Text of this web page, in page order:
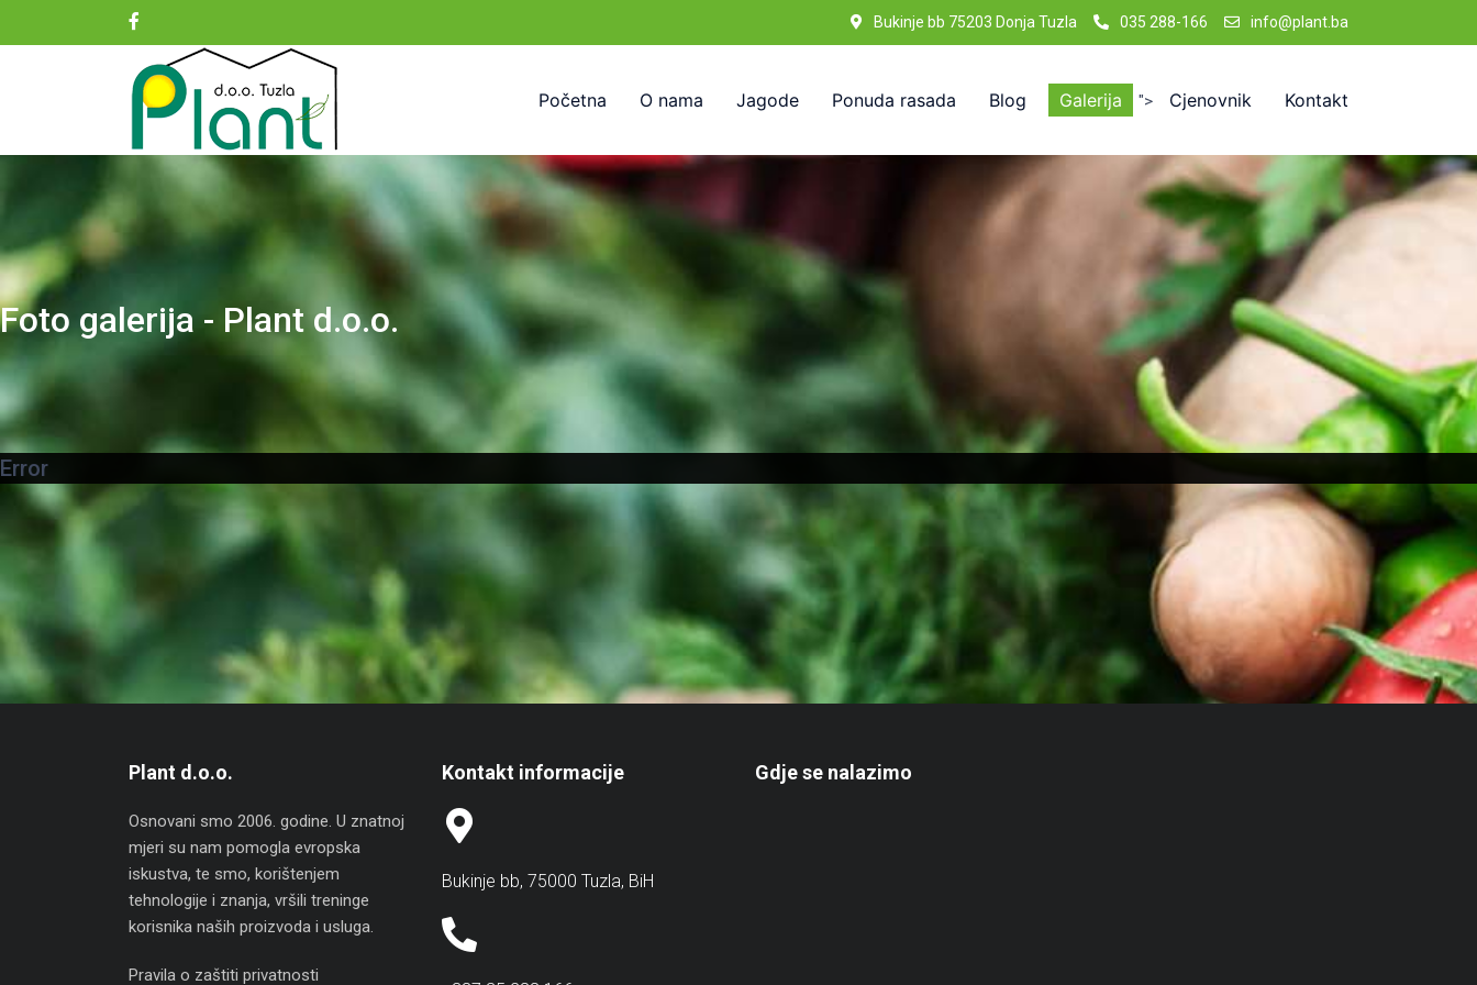
Bukinje bb 75203 Donja Tuzla 035 288-166 info@plant.ba
Početna O nama Jagode Ponuda rasada Blog Galerija "> Cjenovnik Kontakt
Foto galerija - Plant d.o.o.
Error
Plant d.o.o.
Osnovani smo 2006. godine. U znatnoj
mjeri su nam pomogla evropska
iskustva, te smo, korištenjem
tehnologije i znanja, vršili treninge
korisnika naših proizvoda i usluga.
Pravila o zaštiti privatnosti
Kontakt informacije
Bukinje bb, 75000 Tuzla, BiH
Gdje se nalazimo